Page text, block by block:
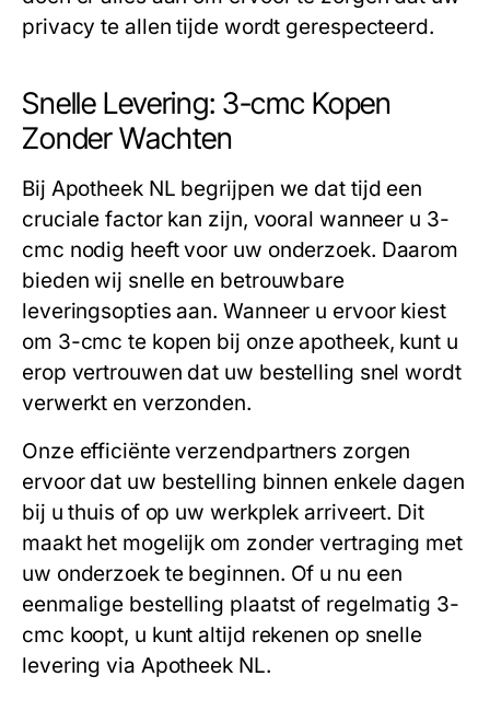
privacy te allen tijde wordt gerespecteerd.
Snelle Levering: 3-cmc Kopen
Zonder Wachten
Bij Apotheek NL begrijpen we dat tijd een
cruciale factor kan zijn, vooral wanneer u 3-
cmc nodig heeft voor uw onderzoek. Daarom
bieden wij snelle en betrouwbare
leveringsopties aan. Wanneer u ervoor kiest
om 3-cmc te kopen bij onze apotheek, kunt u
erop vertrouwen dat uw bestelling snel wordt
verwerkt en verzonden.
Onze efficiënte verzendpartners zorgen
ervoor dat uw bestelling binnen enkele dagen
bij u thuis of op uw werkplek arriveert. Dit
maakt het mogelijk om zonder vertraging met
uw onderzoek te beginnen. Of u nu een
eenmalige bestelling plaatst of regelmatig 3-
cmc koopt, u kunt altijd rekenen op snelle
levering via Apotheek NL.